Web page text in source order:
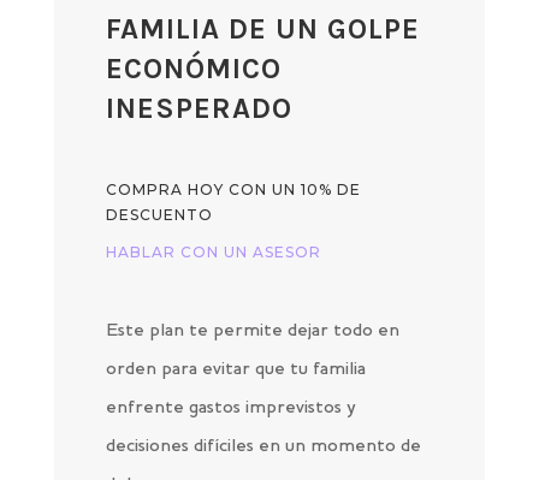
FAMILIA DE UN GOLPE
ECONÓMICO
INESPERADO
COMPRA HOY CON UN 10% DE
DESCUENTO
HABLAR CON UN ASESOR
Este plan te permite dejar todo en
orden para evitar que tu familia
enfrente gastos imprevistos y
decisiones difíciles en un momento de